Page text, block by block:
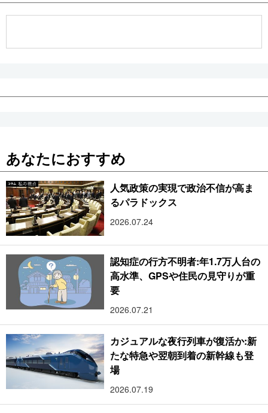
あなたにおすすめ
人気政策の実現で政治不信が高ま
るパラドックス
2026.07.24
認知症の行方不明者:年1.7万人台の
高水準、GPSや住民の見守りが重
要
2026.07.21
カジュアルな夜行列車が復活か:新
たな特急や翌朝到着の新幹線も登
場
2026.07.19